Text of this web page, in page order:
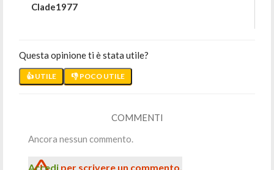
Clade1977
Questa opinione ti è stata utile?
👍 UTILE 👎 POCO UTILE
COMMENTI
Ancora nessun commento.
Accedi per scrivere un commento.